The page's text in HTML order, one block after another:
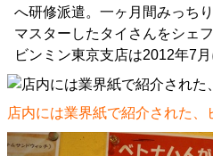
へ研修派遣。一ヶ月間みっち
マスターしたタイさんをシェ
ビンミン東京支店は2012年7月
店内には業界紙で紹介された、